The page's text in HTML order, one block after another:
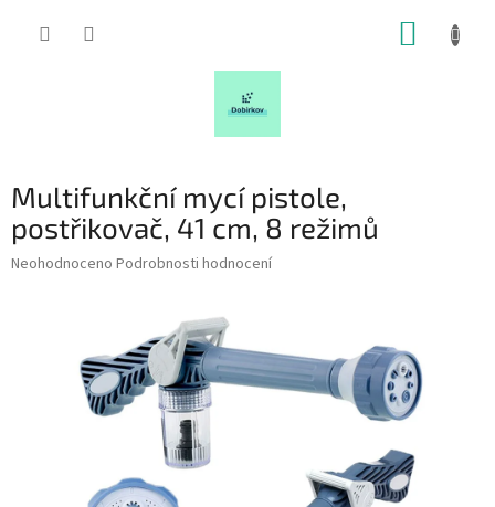
Multifunkční mycí pistole,
postřikovač, 41 cm, 8 režimů
Průměrné
Neohodnoceno Podrobnosti hodnocení